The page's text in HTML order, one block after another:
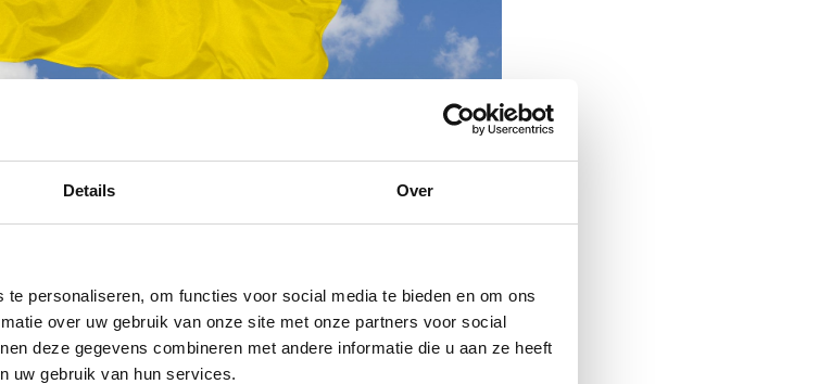
Details Over
personaliseren, om functies voor social media te bieden en om ons
over uw gebruik van onze site met onze partners voor social
deze gegevens combineren met andere informatie die u aan ze heeft
uw gebruik van hun services.
verblijfplaats biedt zoals een woning, vakantiehuis,
dan is het raadzaam te controleren of uw
Diverse verzekeraars hebben al aangekondigd hun